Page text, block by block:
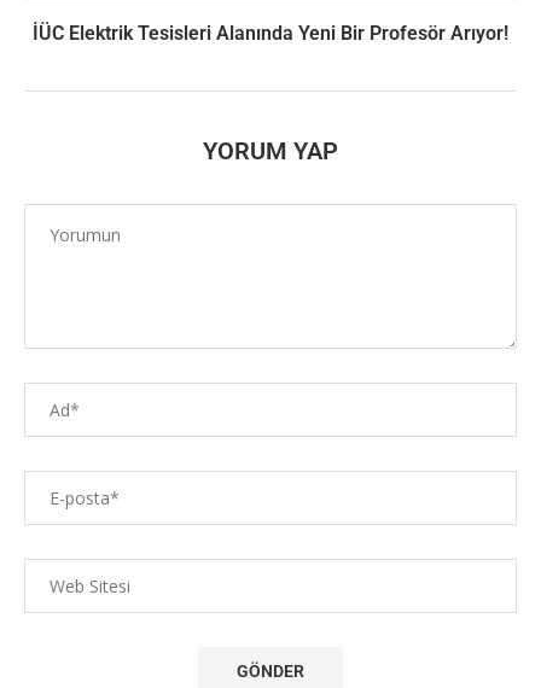
İÜC Elektrik Tesisleri Alanında Yeni Bir Profesör Arıyor!
YORUM YAP